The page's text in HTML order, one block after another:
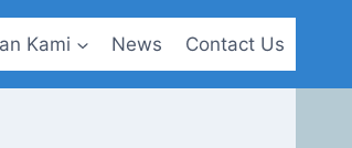
Kami News Contact Us